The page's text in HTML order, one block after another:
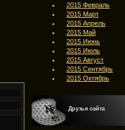
2015 Февраль
2015 Март
2015 Апрель
2015 Май
2015 Июнь
2015 Июль
2015 Август
2015 Сентябрь
2015 Октябрь
Друзья сайта